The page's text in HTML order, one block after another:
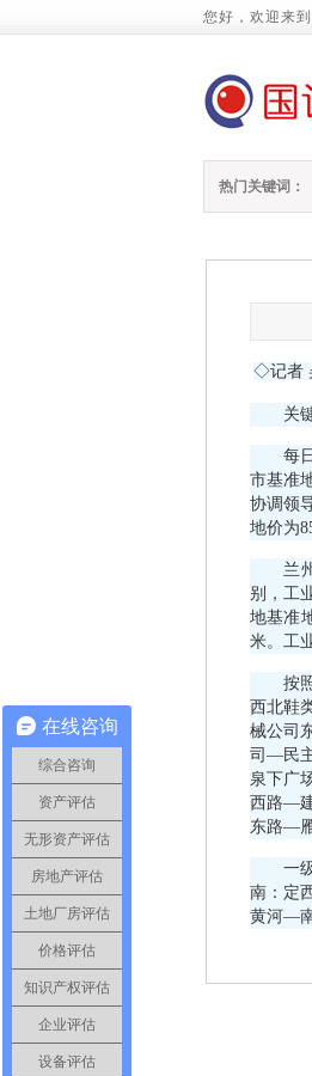
您好，欢迎来
热门关键词：
◇记者
关键
每日
市基准
协调领
地价为
兰州
别，工
地基准
米。工
按照
西北鞋
械公司
司—民
泉下广
西路—
东路—
一级
南：定
黄河—南
在线咨询
综合咨询
资产评估
无形资产评估
房地产评估
土地厂房评估
价格评估
知识产权评估
企业评估
设备评估